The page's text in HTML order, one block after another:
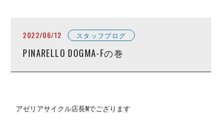
2022/06/12 スタッフブログ
PINARELLO DOGMA-Fの巻
アゼリアサイクル店長Nでござります